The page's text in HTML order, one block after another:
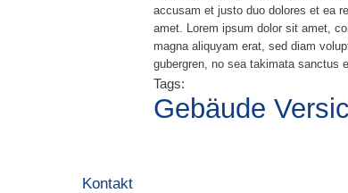
accusam et justo duo dolores et ea
amet. Lorem ipsum dolor sit amet,
magna aliquyam erat, sed diam
gubergren, no sea takimata sanctus
Tags:
Gebäude
Kontakt